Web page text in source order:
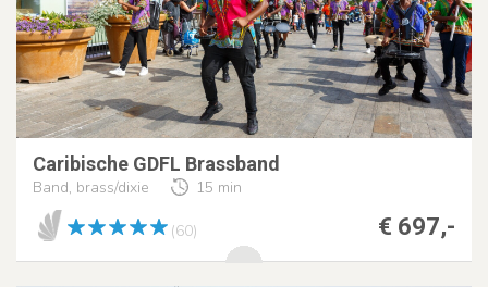
Caribische GDFL Brassband
Band, brass/dixie 15 min
€ 697,-
(60)